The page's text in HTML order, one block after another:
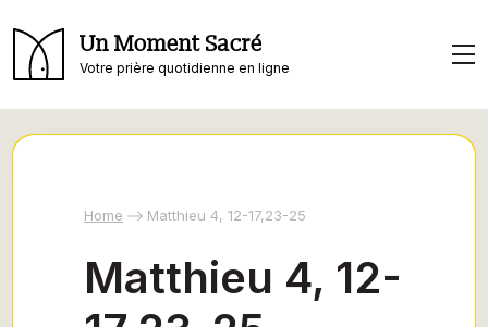
Un Moment Sacré
Votre prière quotidienne en ligne
Home Matthieu 4, 12-17,23-25
Matthieu 4, 12-